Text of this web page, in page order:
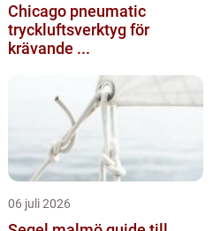
Chicago pneumatic
tryckluftsverktyg för
krävande ...
06 juli 2026